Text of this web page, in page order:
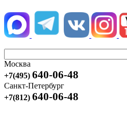
Москва
+7(495) 640-06-48
Санкт-Петербург
+7(812) 640-06-48